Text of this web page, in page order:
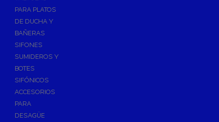
PARA PLATOS
DE DUCHA Y
BAÑERAS
SIFONES
SUMIDEROS Y
BOTES
SIFÓNICOS
ACCESORIOS
PARA
DESAGÜE